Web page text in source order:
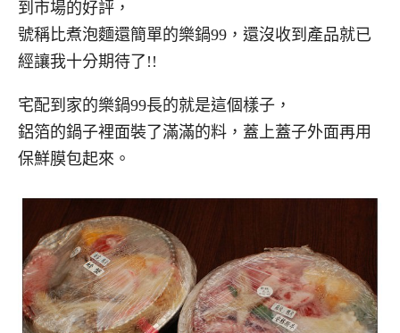
到市場的好評，
號稱比煮泡麵還簡單的樂鍋99，還沒收到產品就已
經讓我十分期待了!!
宅配到家的樂鍋99長的就是這個樣子，
鋁箔的鍋子裡面裝了滿滿的料，蓋上蓋子外面再用
保鮮膜包起來。